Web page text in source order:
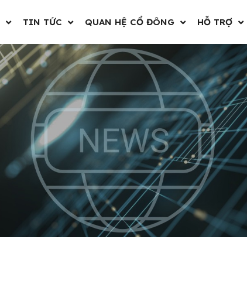
TIN TỨC QUAN HỆ CỔ ĐÔNG HỖ TRỢ